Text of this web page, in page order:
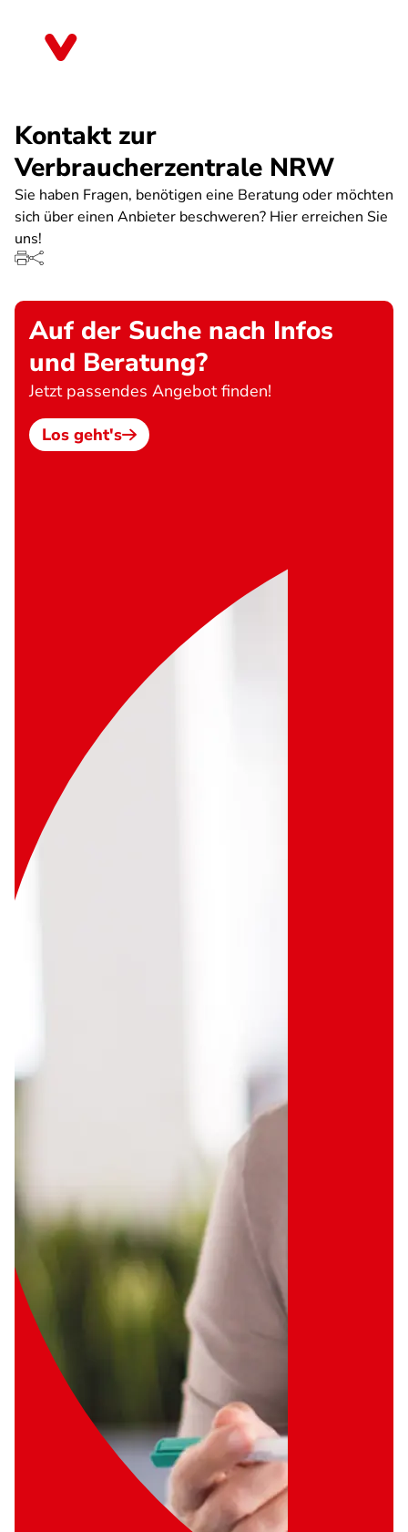
Kontakt zur
Verbraucherzentrale NRW
Sie haben Fragen, benötigen eine Beratung oder möchten
sich über einen Anbieter beschweren? Hier erreichen Sie
uns!
Auf der Suche nach Infos
und Beratung?
Jetzt passendes Angebot finden!
Los geht's